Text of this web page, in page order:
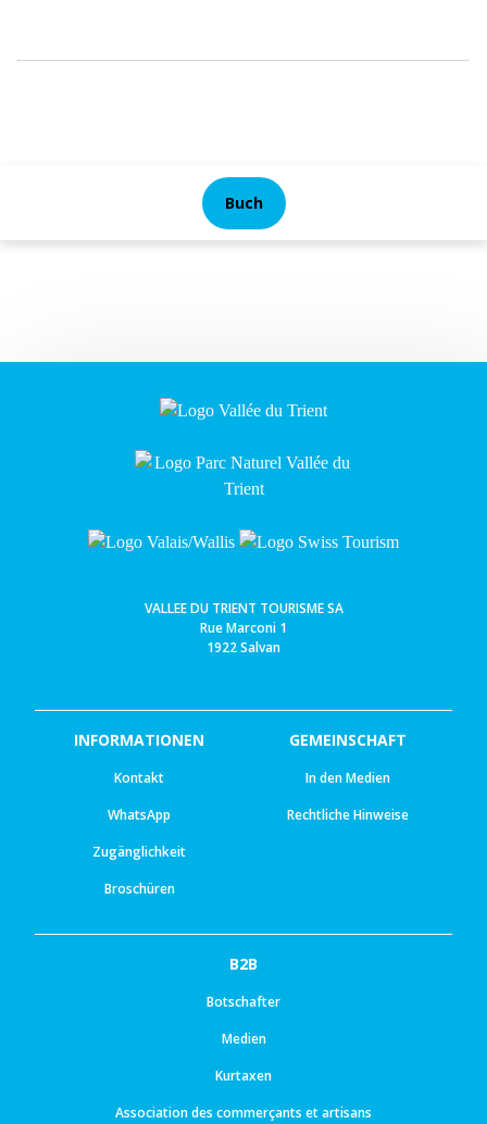
Buch
VALLEE DU TRIENT TOURISME SA
Rue Marconi 1
1922 Salvan
INFORMATIONEN
Kontakt
WhatsApp
Zugänglichkeit
Broschüren
GEMEINSCHAFT
In den Medien
Rechtliche Hinweise
B2B
Botschafter
Medien
Kurtaxen
Association des commerçants et artisans